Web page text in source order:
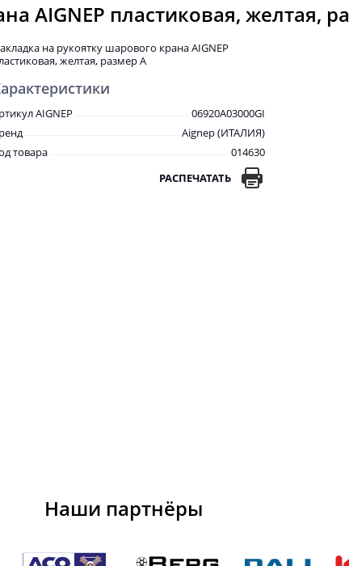
AIGNEP пластиковая, желтая,
на рукоятку шарового крана AIGNEP
желтая, размер A
AIGNEP
06920A03000GI
Aignep (ИТАЛИЯ)
товара
014630
РАСПЕЧАТАТЬ
Наши партнёры